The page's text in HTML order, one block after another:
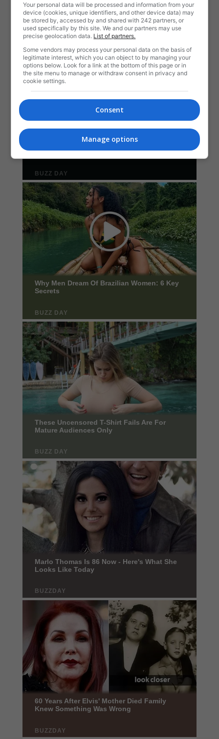
Your personal data will be processed and information from your
device (cookies, unique identifiers, and other device data) may
be stored by, accessed by and shared with 242 partners, or
used specifically by this site. We and our partners may use
precise geolocation data. List of partners.
Some vendors may process your personal data on the basis of
legitimate interest, which you can object to by managing your
options below. Look for a link at the bottom of this page or in
the site menu to manage or withdraw consent in privacy and
cookie settings.
Consent
Manage options